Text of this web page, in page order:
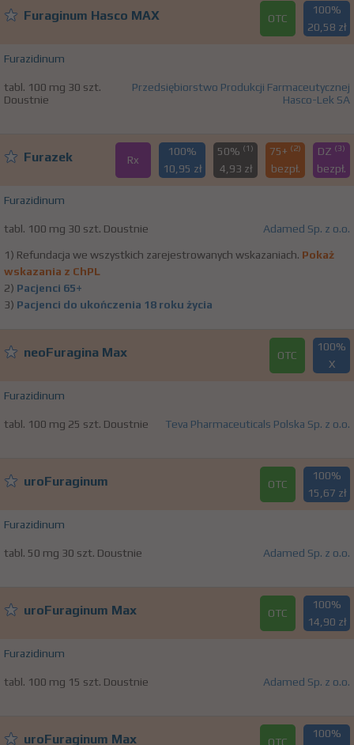
Furaginum Hasco MAX OTC
100%
20,58 zł
Furazidinum
tabl. 100 mg 30 szt.
Doustnie
Przedsiębiorstwo Produkcji Farmaceutycznej
Hasco-Lek SA
Furazek Rx
100%
10,95 zł
50% (1)
4,93 zł
75+ (2)
bezpł.
DZ (3)
bezpł.
Furazidinum
tabl. 100 mg 30 szt. Doustnie Adamed Sp. z o.o.
1) Refundacja we wszystkich zarejestrowanych wskazaniach. Pokaż
wskazania z ChPL
2) Pacjenci 65+
3) Pacjenci do ukończenia 18 roku życia
neoFuragina Max OTC
100%
X
Furazidinum
tabl. 100 mg 25 szt. Doustnie Teva Pharmaceuticals Polska Sp. z o.o.
uroFuraginum OTC
100%
15,67 zł
Furazidinum
tabl. 50 mg 30 szt. Doustnie Adamed Sp. z o.o.
uroFuraginum Max OTC
100%
14,90 zł
Furazidinum
tabl. 100 mg 15 szt. Doustnie Adamed Sp. z o.o.
uroFuraginum Max OTC
100%